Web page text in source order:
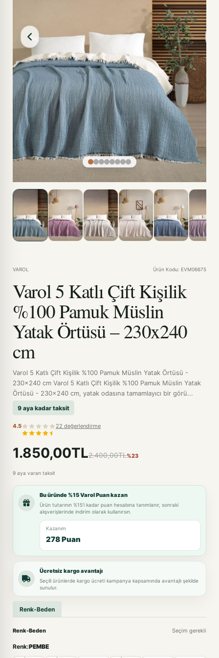
VAROL Ürün Kodu: EVM06675
Varol 5 Katlı Çift Kişilik
%100 Pamuk Müslin
Yatak Örtüsü – 230x240
cm
Varol 5 Katlı Çift Kişilik %100 Pamuk Müslin Yatak Örtüsü -
230x240 cm Varol 5 Katlı Çift Kişilik %100 Pamuk Müslin Yatak
Örtüsü - 230x240 cm, yatak odasına tamamlayıcı bir görü...
9 aya kadar taksit
4.5 22 değerlendirme
1.850,00TL2.400,00TL%23
9 aya varan taksit
Bu üründe %15 Varol Puan kazan
Ürün tutarının %15'i kadar puan hesabına tanımlanır, sonraki
alışverişlerinde indirim olarak kullanırsın.
Kazanım
278 Puan
Ücretsiz kargo avantajı
Seçili ürünlerde kargo ücreti kampanya kapsamında avantajlı şekilde
sunulur.
Renk-Beden
Renk-Beden Seçim gerekli
Renk:PEMBE